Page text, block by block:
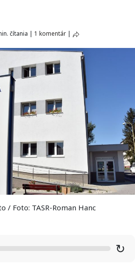
čítania | 1 komentár |
/ Foto: TASR-Roman Hanc
↻